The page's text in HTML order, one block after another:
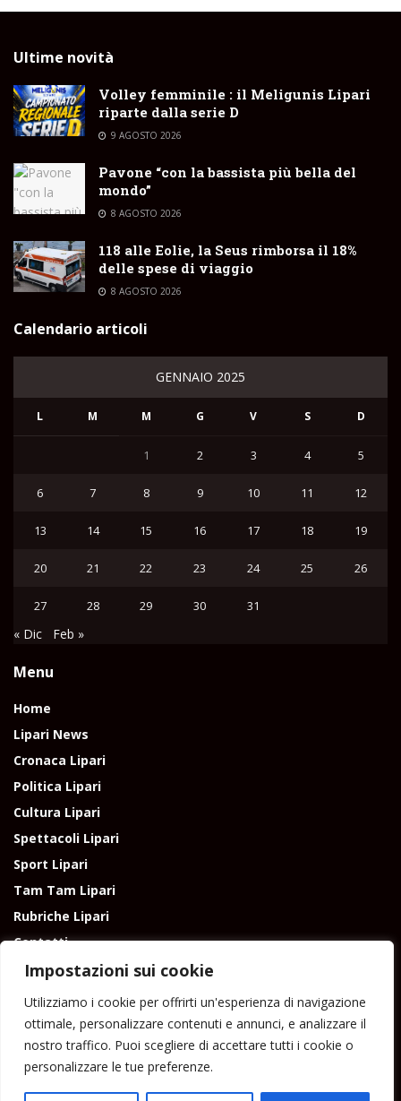
Impostazioni sui cookie
Utilizziamo i cookie per offrirti un'esperienza di navigazione
ottimale, personalizzare contenuti e annunci, e analizzare il
nostro traffico. Puoi scegliere di accettare tutti i cookie o
personalizzare le tue preferenze.
Ultime novità
Volley femminile : il Meligunis Lipari
riparte dalla serie D
9 AGOSTO 2026
Pavone “con la bassista più bella del
mondo”
8 AGOSTO 2026
118 alle Eolie, la Seus rimborsa il 18%
delle spese di viaggio
8 AGOSTO 2026
Calendario articoli
GENNAIO 2025
L M M G V S D
1 2 3 4 5
6 7 8 9 10 11 12
13 14 15 16 17 18 19
20 21 22 23 24 25 26
27 28 29 30 31
« Dic Feb »
Menu
Home
Lipari News
Cronaca Lipari
Politica Lipari
Cultura Lipari
Spettacoli Lipari
Sport Lipari
Tam Tam Lipari
Rubriche Lipari
Contatti
Direttore responsabile: Peppe Paino - Eolmedia, via Zinzolo, 20 - 980555 -
Lipari (Me) - Tel. 3924544698 e-mail: giornaledilipari@gmail.com -
peppepaino1@gmail.com Testata registrata al Tribunale di Barcellona